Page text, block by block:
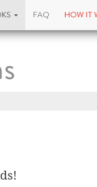
FAQ HOW IT